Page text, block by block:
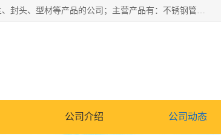
山东华钰金属材料有限公司是一家经营各种不锈钢管材、板材、圆钢、法兰、封头、型材等产品的公司；主营产品有：不锈钢管，激光切割，管件标准件，不锈钢圆钢，不锈钢人孔，不锈钢亮管，不锈钢角钢，不锈钢加工，不锈钢管子，不锈钢工业方管，不锈钢封头，不锈钢法兰，不锈钢阀门，不锈钢槽钢，不锈钢扁钢，不锈钢板等；可为客户制作各种规格的型材及不锈钢配件、非标准件及各种容器具等，能满足客户的不同采购要求。
公司介绍 公司动态